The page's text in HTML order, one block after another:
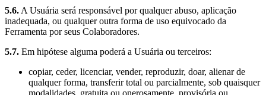
5.6. A Usuária será responsável por qualquer abuso, aplicação
inadequada, ou qualquer outra forma de uso equivocado da
Ferramenta por seus Colaboradores.
5.7. Em hipótese alguma poderá a Usuária ou terceiros:
copiar, ceder, licenciar, vender, reproduzir, doar, alienar de
qualquer forma, transferir total ou parcialmente, sob quaisquer
modalidades, gratuita ou onerosamente, provisória ou